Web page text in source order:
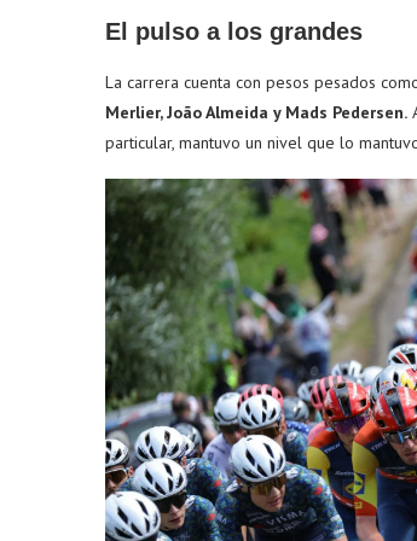
El pulso a los grandes
La carrera cuenta con pesos pesados
Merlier, João Almeida y Mads Pedersen.
particular, mantuvo un nivel que lo